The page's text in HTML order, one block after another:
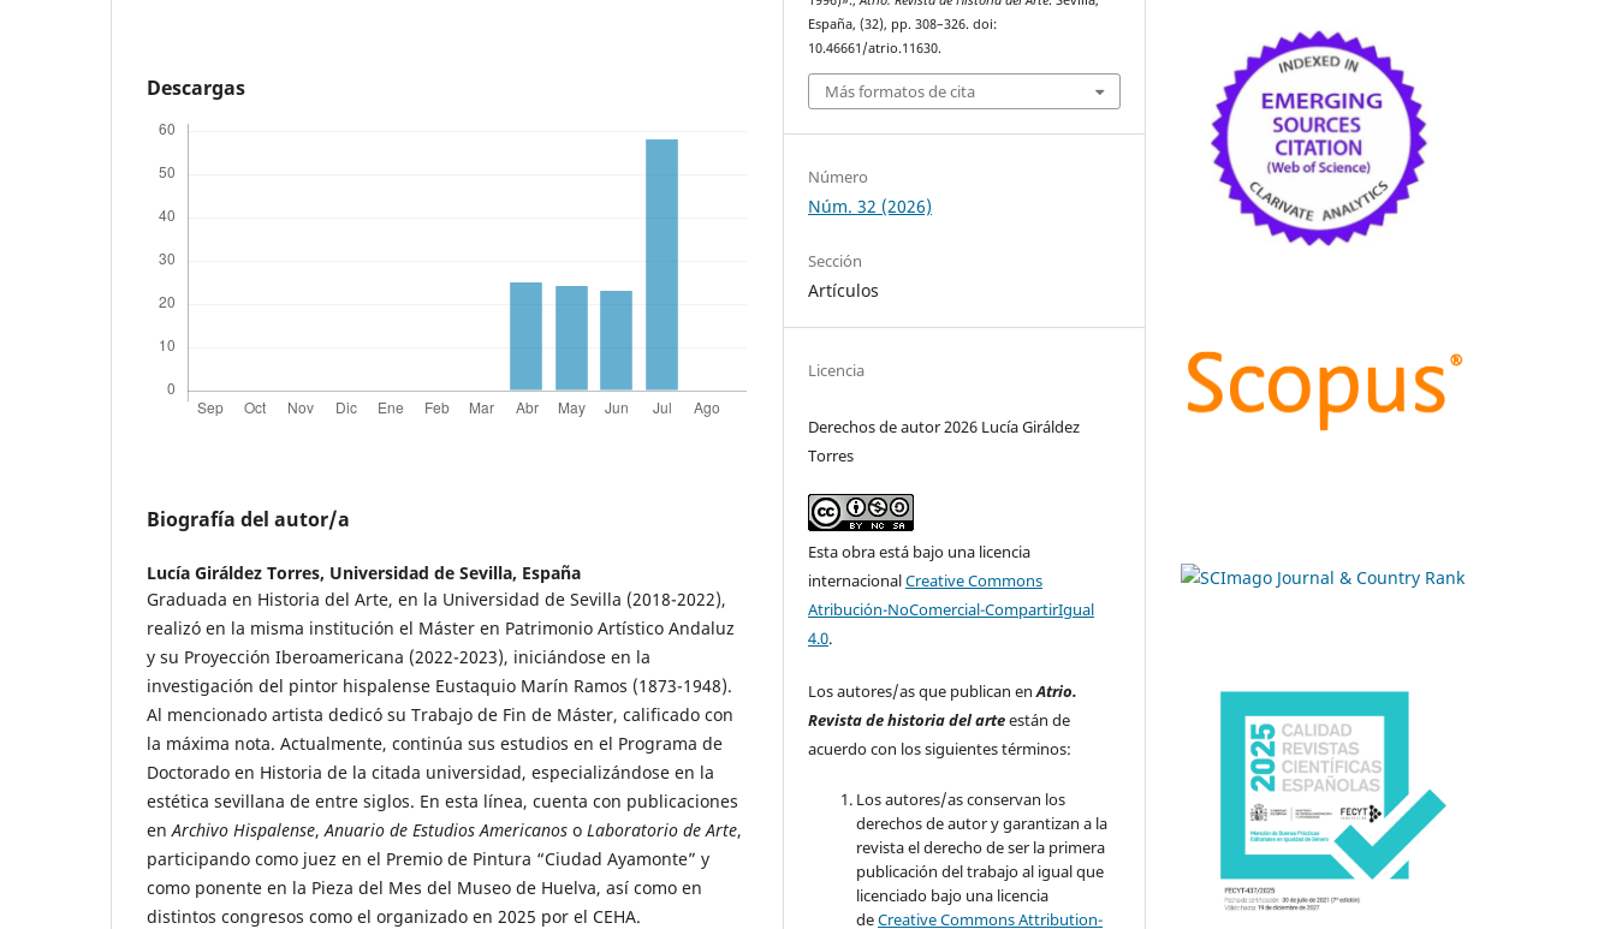
Descargas
Biografía del autor/a
Lucía Giráldez Torres, Universidad de Sevilla, España
Graduada en Historia del Arte, en la Universidad de Sevilla (2018-2022),
realizó en la misma institución el Máster en Patrimonio Artístico Andaluz
y su Proyección Iberoamericana (2022-2023), iniciándose en la
investigación del pintor hispalense Eustaquio Marín Ramos (1873-1948).
Al mencionado artista dedicó su Trabajo de Fin de Máster, calificado con
la máxima nota. Actualmente, continúa sus estudios en el Programa de
Doctorado en Historia de la citada universidad, especializándose en la
estética sevillana de entre siglos. En esta línea, cuenta con publicaciones
enArchivo Hispalense,Anuario de Estudios Americanos o Laboratorio de Arte,
participando como juez en el Premio de Pintura “Ciudad Ayamonte” y
como ponente en la Pieza del Mes del Museo de Huelva, así como en
distintos congresos como el organizado en 2025 por el CEHA.
España, (32), pp. 308–326. doi:
10.46661/atrio.11630.
Más formatos de cita
Número
Núm. 32 (2026)
Sección
Artículos
Licencia
Derechos de autor 2026 Lucía Giráldez
Torres
Esta obra está bajo una licencia
internacionalCreative Commons
Atribución-NoComercial-CompartirIgual
4.0.
Los autores/as que publican enAtrio.
Revista de historia del arteestán de
acuerdo con los siguientes términos:
Los autores/as conservan los
derechos de autor y garantizan a la
revista el derecho de ser la primera
publicación del trabajo al igual que
licenciado bajo una licencia
deCreative Commons Attribution-